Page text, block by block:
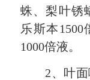
蛛、梨叶锈
乐斯本1500
1000倍液。
2、叶面